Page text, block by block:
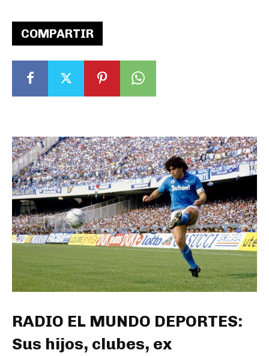
COMPARTIR
RADIO EL MUNDO DEPORTES:
Sus hijos, clubes, ex